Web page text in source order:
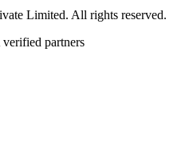
Limited. All rights reserved.
partners